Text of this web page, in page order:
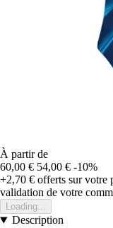
À partir de
60,00 € 54,00 € -10%
+2,70 € offerts sur votre
validation de votre
Loading...
Description